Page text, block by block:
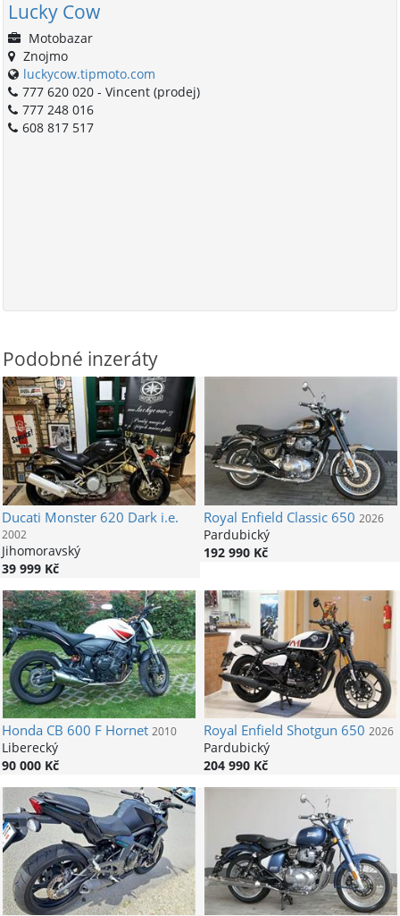
Lucky Cow
Motobazar
Znojmo
luckycow.tipmoto.com
777 620 020 - Vincent (prodej)
777 248 016
608 817 517
Podobné inzeráty
Ducati Monster 620 Dark i.e.
2002
Jihomoravský
39 999 Kč
Royal Enfield Classic 650 2026
Pardubický
192 990 Kč
HondaCB 600 F Hornet 2010
Liberecký
90 000 Kč
Royal Enfield Shotgun 650 2026
Pardubický
204 990 Kč